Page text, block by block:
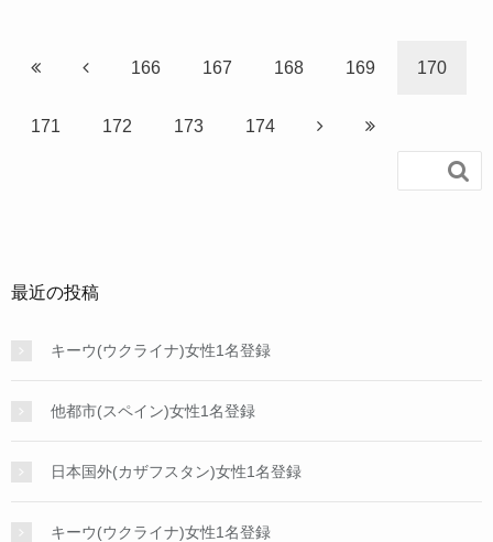
o
166 167 168 169 170
171 172 173 174

最近の投稿
キーウ(ウクライナ)女性1名登録
他都市(スペイン)女性1名登録
日本国外(カザフスタン)女性1名登録
キーウ(ウクライナ)女性1名登録